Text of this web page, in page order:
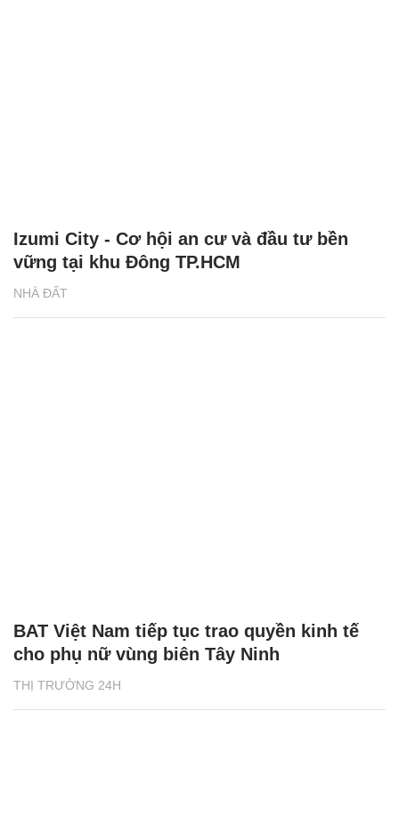
NHÀ ĐẤT
Izumi City - Cơ hội an cư và đầu tư bền
vững tại khu Đông TP.HCM
THỊ TRƯỜNG 24H
BAT Việt Nam tiếp tục trao quyền kinh tế
cho phụ nữ vùng biên Tây Ninh